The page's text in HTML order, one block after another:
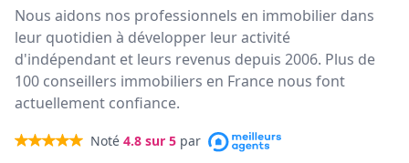
Nous aidons nos professionnels en immobilier dans
leur quotidien à développer leur activité
d'indépendant et leurs revenus depuis 2006. Plus de
100 conseillers immobiliers en France nous font
actuellement confiance.
Noté 4.8 sur 5 par